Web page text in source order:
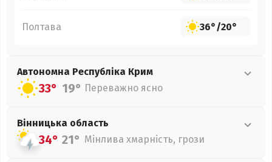
Полтава 36°/20°
Автономна Республіка Крим
33° 19° Переважно ясно
Вінницька область
34° 21° Мінлива хмарність, грози